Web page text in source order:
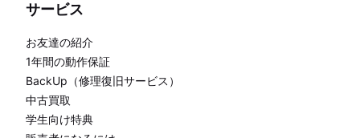
サービス
お友達の紹介
1年間の動作保証
BackUp（修理復旧サービス）
中古買取
学生向け特典